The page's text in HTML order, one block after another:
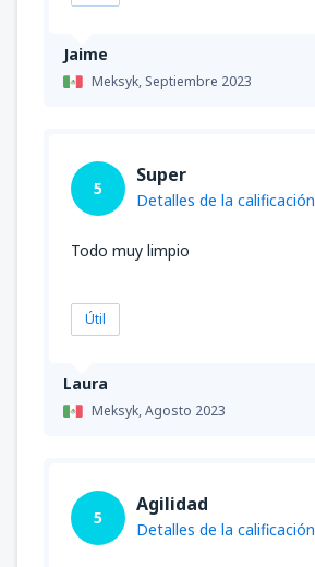
Jaime
Meksyk, Septiembre 2023
Laura
Meksyk,Agosto 2023
5
Super
Detalles de la calificación
Todo muy limpio
Útil
5
Agilidad
Detalles de la calificación